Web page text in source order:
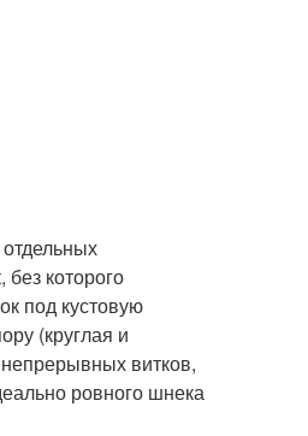
которого
под кустовую
(круглая и
витков,
ровного шнека